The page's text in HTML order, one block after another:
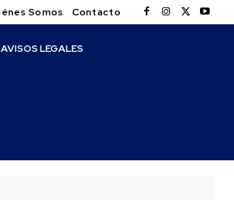
Somos Contacto
AVISOS LEGALES